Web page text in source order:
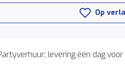
Op
levering één dag